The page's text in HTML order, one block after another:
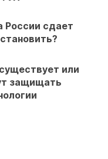
России сдает
или
защищать